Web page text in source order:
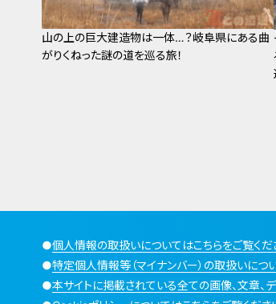
山の上の巨大建造物は一体…？岐阜県にある曲
がりくねった謎の道を巡る旅！
●個人情報の取扱いについてはこちらをご覧くだ
●特定個人情報等（マイナンバー）の取扱いにつ
●本サイトに掲載されている全ての画像、文章、